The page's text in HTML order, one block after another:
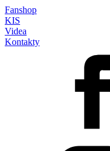
Fanshop
KIS
Videa
Kontakty